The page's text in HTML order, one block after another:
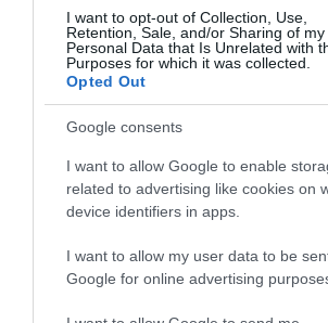
I want to opt-out of Collection, Use,
Retention, Sale, and/or Sharing of my
Personal Data that Is Unrelated with
Purposes for which it was collected.
Opted Out
Google consents
I want to allow Google to enable
related to advertising like cookies on
device identifiers in apps.
I want to allow my user data to be
Google for online advertising
13 avril 2023 0 1 119
Crêpes aux légumes